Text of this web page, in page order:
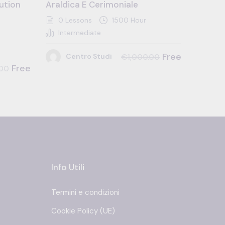
Free
Araldica E Cerimoniale
0 Lessons
1500 Hour
Intermediate
Centro Studi Free
Info Utili
Termini e condizioni
Cookie Policy (UE)